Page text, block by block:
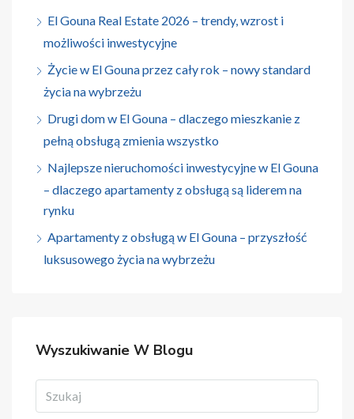
El Gouna Real Estate 2026 – trendy, wzrost i
możliwości inwestycyjne
Życie w El Gouna przez cały rok – nowy standard
życia na wybrzeżu
Drugi dom w El Gouna – dlaczego mieszkanie z
pełną obsługą zmienia wszystko
Najlepsze nieruchomości inwestycyjne w El Gouna
– dlaczego apartamenty z obsługą są liderem na
rynku
Apartamenty z obsługą w El Gouna – przyszłość
luksusowego życia na wybrzeżu
Wyszukiwanie W Blogu